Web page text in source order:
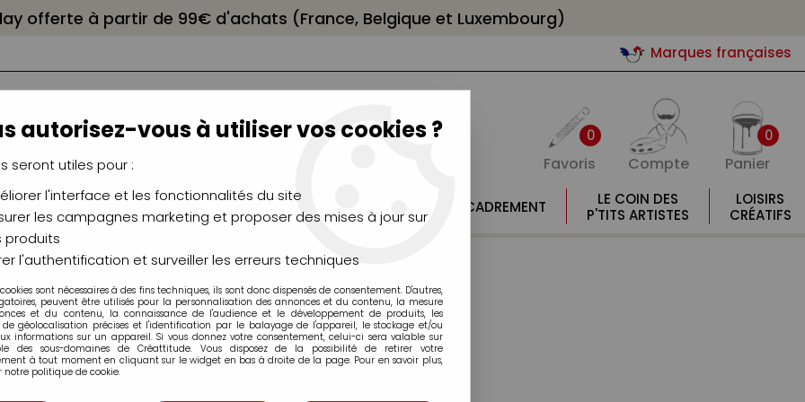
offerte à partir de 99€ d'achats (France, Belgique et Luxembourg)
Marques françaises
0
Favoris Compte
0
Panier
CHÂSSIS
CHEVALETS
AÉROGRAPHIE
MODÉLISME
MOULAGE
ENCADREMENT
LE COIN DES
P'TITS ARTISTES
LOISIRS
CRÉATIFS
Porcelaine
autorisez-vous à utiliser vos cookies ?
seront utiles pour :
l'interface et les fonctionnalités du site
les campagnes marketing et proposer des mises à jour sur
produits
l'authentification et surveiller les erreurs techniques
sont nécessaires à des fins techniques, ils sont donc dispensés de consentement. D'autres,
peuvent être utilisés pour la personnalisation des annonces et du contenu, la mesure
et du contenu, la connaissance de l'audience et le développement de produits, les
de géolocalisation précises et l'identification par le balayage de l'appareil, le stockage et/ou
informations sur un appareil. Si vous donnez votre consentement, celui-ci sera valable sur
des sous-domaines de Créattitude. Vous disposez de la possibilité de retirer votre
à tout moment en cliquant sur le widget en bas à droite de la page. Pour en savoir plus,
notre politique de cookie.